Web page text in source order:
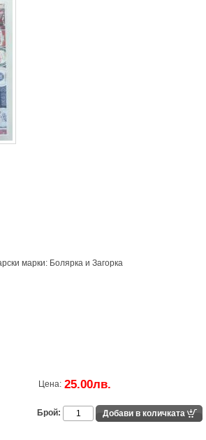
марки: Болярка и Загорка
Цена: 25.00лв.
Брой: